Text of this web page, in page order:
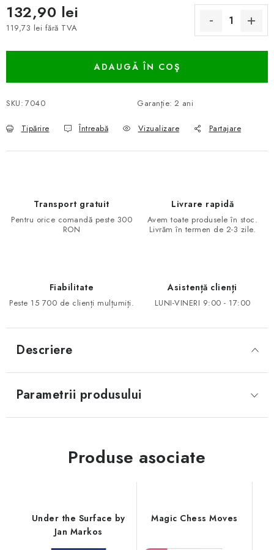
132,90 lei
119,73 lei fără TVA
ADAUGĂ ÎN COŞ
SKU: 7040 Garanţie: 2 ani
Tipărire Întreabă Vizualizare Partajare
Transport gratuit
Pentru orice comandă peste 300
RON
Livrare rapidă
Avem toate produsele în stoc.
Livrăm în termen de 2-3 zile.
Fiabilitate
Peste 15 700 de clienți mulțumiți.
Asistență clienți
LUNI-VINERI 9:00 - 17:00
Descriere
Parametrii produsului
Produse asociate
Under the Surface by
Jan Markos
Magic Chess Moves